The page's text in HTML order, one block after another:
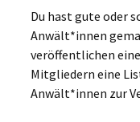
Du hast gute oder
Anwält*innen
veröffentlichen
Mitgliedern eine
Anwält*innen zur